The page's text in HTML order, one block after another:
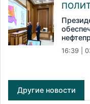
16:39 |
Другие новости